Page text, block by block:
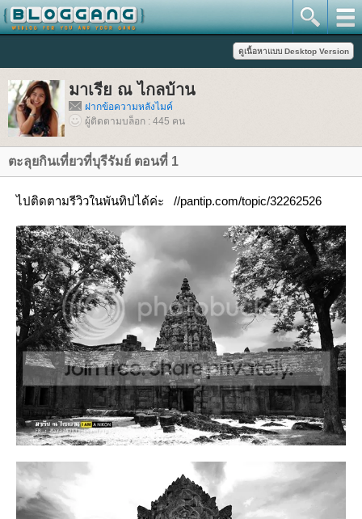
มาเรีย ณ ไกลบ้าน
ฝากข้อความหลังไมค์
ผู้ติดตามบล็อก : 445 คน
ตะลุยกินเที่ยวที่บุรีรัมย์ ตอนที่ 1
ไปติดตามรีวิวในพันทิปได้ค่ะ //pantip.com/topic/32262526